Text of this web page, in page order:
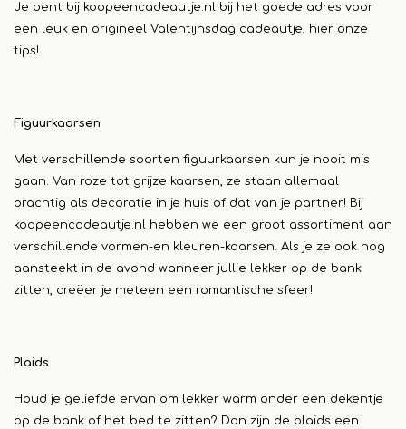
Je bent bij koopeencadeautje.nl bij het goede adres voor
een leuk en origineel Valentijnsdag cadeautje, hier onze
tips!
Figuurkaarsen
Met verschillende soorten figuurkaarsen kun je nooit mis
gaan. Van roze tot grijze kaarsen, ze staan allemaal
prachtig als decoratie in je huis of dat van je partner! Bij
koopeencadeautje.nl hebben we een groot assortiment aan
verschillende vormen-en kleuren-kaarsen. Als je ze ook nog
aansteekt in de avond wanneer jullie lekker op de bank
zitten, creëer je meteen een romantische sfeer!
Plaids
Houd je geliefde ervan om lekker warm onder een dekentje
op de bank of het bed te zitten? Dan zijn de plaids een